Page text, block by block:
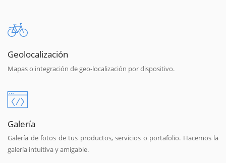
Geolocalización
Mapas o integración de geo-localización por dispositivo.
Galería
Galería de fotos de tus productos, servicios o portafolio. Hacemos la
galería intuitiva y amigable.